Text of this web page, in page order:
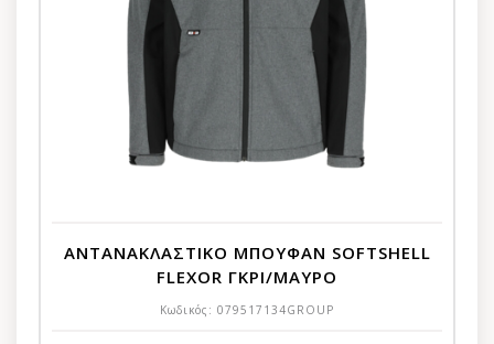
ΑΝΤΑΝΑΚΛΑΣΤΙΚΟ ΜΠΟΥΦΑΝ SOFTSHELL
FLEXOR ΓΚΡΙ/ΜΑΥΡΟ
Κωδικός: 079517134GROUP